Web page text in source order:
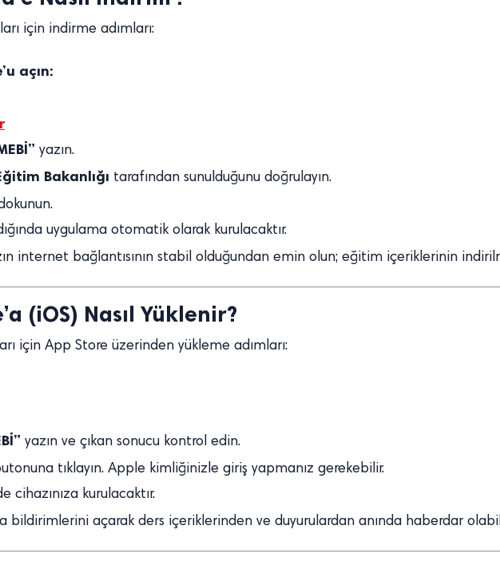
için indirme adımları:
açın:
yazın.
Bakanlığı tarafından sunulduğunu doğrulayın.
uygulama otomatik olarak kurulacaktır.
internet bağlantısının stabil olduğundan emin olun; eğitim içeriklerinin
(iOS) Nasıl Yüklenir?
için App Store üzerinden yükleme adımları:
yazın ve çıkan sonucu kontrol edin.
tıklayın. Apple kimliğinizle giriş yapmanız gerekebilir.
cihazınıza kurulacaktır.
bildirimlerini açarak ders içeriklerinden ve duyurulardan anında haberdar